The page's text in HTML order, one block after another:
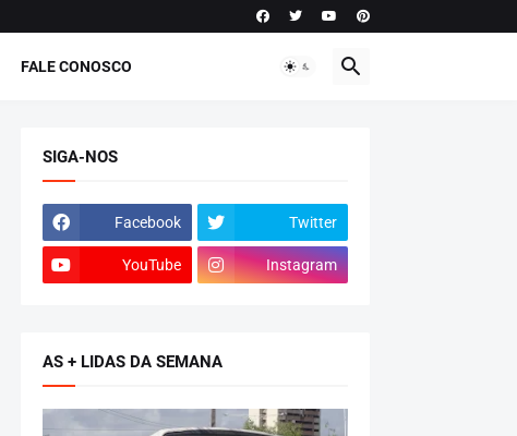
FALE CONOSCO
SIGA-NOS
Facebook Twitter
YouTube Instagram
AS + LIDAS DA SEMANA